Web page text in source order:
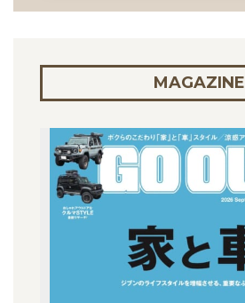
MAGAZINE